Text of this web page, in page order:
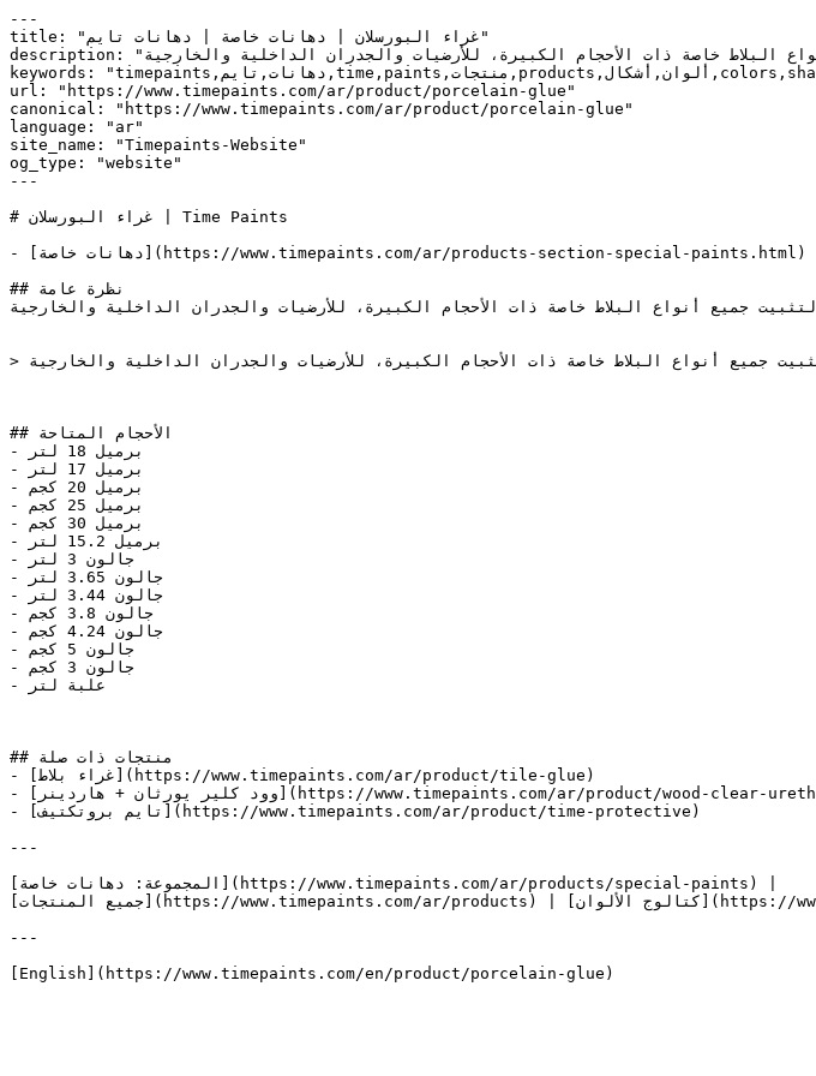
---
title: "غراء البورسلان | دهانات خاصة | دهانات تايم"
description: "غراء البورسلان : غراء البورسلان الأقوى، عالي الأداء يستخدم لتثبيت جميع أنواع البلاط خاصة ذات الأحجام الكبيرة، للأرضيات والجدران الداخلية والخارجية."
keywords: "timepaints,دهانات,تايم,time,paints,منتجات,products,ألوان,أشكال,colors,shapes,دهانات خاصة,Special Paints,غراء البورسلان, Porcelain Glue, , "
url: "https://www.timepaints.com/ar/product/porcelain-glue"
canonical: "https://www.timepaints.com/ar/product/porcelain-glue"
language: "ar"
site_name: "Timepaints-Website"
og_type: "website"
---
# غراء البورسلان | Time Paints
- [دهانات خاصة](https://www.timepaints.com/ar/products-section-special-paints.html)
## نظرة عامة
جميع أنواع البلاط خاصة ذات الأحجام الكبيرة، للأرضيات والجدران الداخلية والخارجية.
> غراء البورسلان الأقوى، عالي الأداء يستخدم لتثبيت جميع أنواع البلاط خاصة ذات الأحجام الكبيرة، للأرضيات والجدران الداخلية والخارجية.
## الأحجام المتاحة
- برميل 18 لتر
- برميل 17 لتر
- برميل 20 كجم
- برميل 25 كجم
- برميل 30 كجم
- برميل 15.2 لتر
- جالون 3 لتر
- جالون 3.65 لتر
- جالون 3.44 لتر
- جالون 3.8 كجم
- جالون 4.24 كجم
- جالون 5 كجم
- جالون 3 كجم
- علبة لتر
## منتجات ذات صلة
- [غراء بلاط](https://www.timepaints.com/ar/product/tile-glue)
- [وود كلير يورثان + هاردينر](https://www.timepaints.com/ar/product/wood-clear-urethane-h)
- [تايم بروتكتيف](https://www.timepaints.com/ar/product/time-protective)
---
---
[English](https://www.timepaints.com/en/product/porcelain-glue)